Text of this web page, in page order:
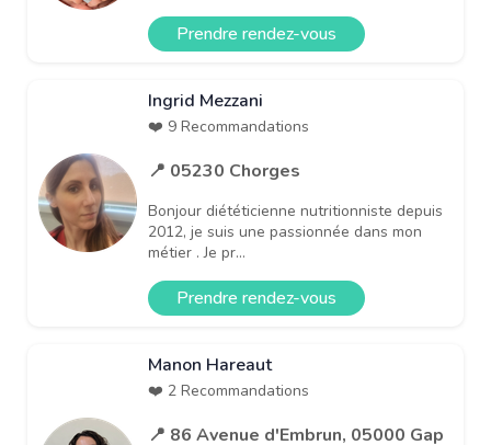
Prendre rendez-vous
Ingrid Mezzani
❤️ 9 Recommandations
📍 05230 Chorges
Bonjour diététicienne nutritionniste depuis
2012, je suis une passionnée dans mon
métier . Je pr...
Prendre rendez-vous
Manon Hareaut
❤️ 2 Recommandations
📍 86 Avenue d'Embrun, 05000 Gap